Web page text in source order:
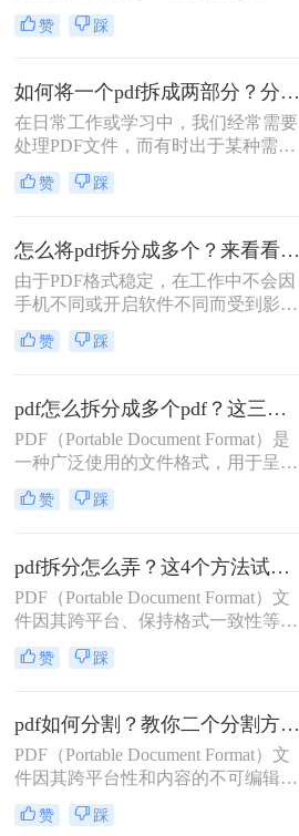
时，为了方便管理、分享或仅需要文
件中的某一部分内容，我们需要将
如何拆分成多个文件呢？本文将详细
介绍几种常用的PDF拆分方法，帮助
您轻松实现PDF文件的分割。
赞 踩
如何将一个pdf拆成两部分？分享这三个轻松拆分方法！
在日常工作或学习中，我们经常需要
处理PDF文件，而有时出于某种需
要，我们可能希望将一个较大的PDF
文件拆分成几个较小的部分。那么如
些常用的方法，帮助您轻松实现将一
个PDF拆成两部分的目标。
赞 踩
怎么将pdf拆分成多个？来看看这几个PDF拆分方法！
由于PDF格式稳定，在工作中不会因
手机不同或开启软件不同而受到影
响，因此我们经常使用PDF来传输文
件。但是，经常会遇到一种情况，需
部分内容，有些内容并不方便给他人
看。因此，此时最好的办法就是把它
拆分。所以，怎么将pdf拆分成多个
呢？以下是3种有用的PDF拆分方法，
一起来看看吧。
赞 踩
pdf怎么拆分成多个pdf？这三种方法教你轻松拆分！
PDF（Portable Document Format）是
一种广泛使用的文件格式，用于呈现
文档，因为它可以保持原始文档的格
式和布局，不受操作系统、软件或硬
将一个大型PDF文件拆分成多个较小
的PDF文件，以便于传输、编辑或阅
读。那么pdf怎么拆分成多个pdf呢？
本文将介绍三种拆分PDF的方法，并
提供一些实用技巧。
赞 踩
pdf拆分怎么弄？这4个方法试试看吧！
PDF（Portable Document Format）文
件因其跨平台、保持格式一致性等特
点，在办公和学习中得到了广泛应
用。然而，有时我们需要将一个较大
于分享、管理或打印。那么pdf拆分怎
么弄呢？本文将详细介绍几种常见的
PDF拆分方法，帮助您轻松完成PDF
文件的拆分工作。
赞 踩
pdf如何分割？教你二个分割方法！
PDF（Portable Document Format）文
件因其跨平台性和内容的不可编辑
性，在日常工作和学习中得到了广泛
应用。然而，有时我们需要将较大的
赞 踩